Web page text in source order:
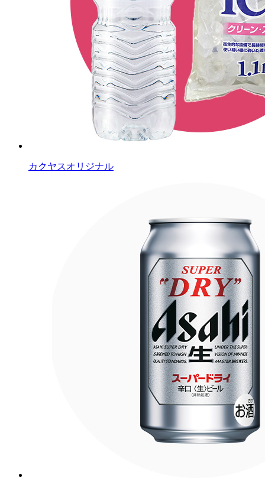
カクヤスオリジナル